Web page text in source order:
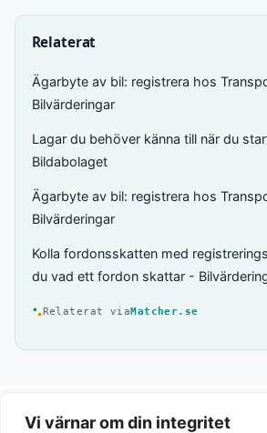
Vi värnar om din integritet
Relaterat
Ägarbyte av bil: registrera hos
Bilvärderingar
Lagar du behöver känna till när du
Bildabolaget
Ägarbyte av bil: registrera hos
Bilvärderingar
Kolla fordonsskatten med
du vad ett fordon skattar -
Relaterat viaMatcher.se